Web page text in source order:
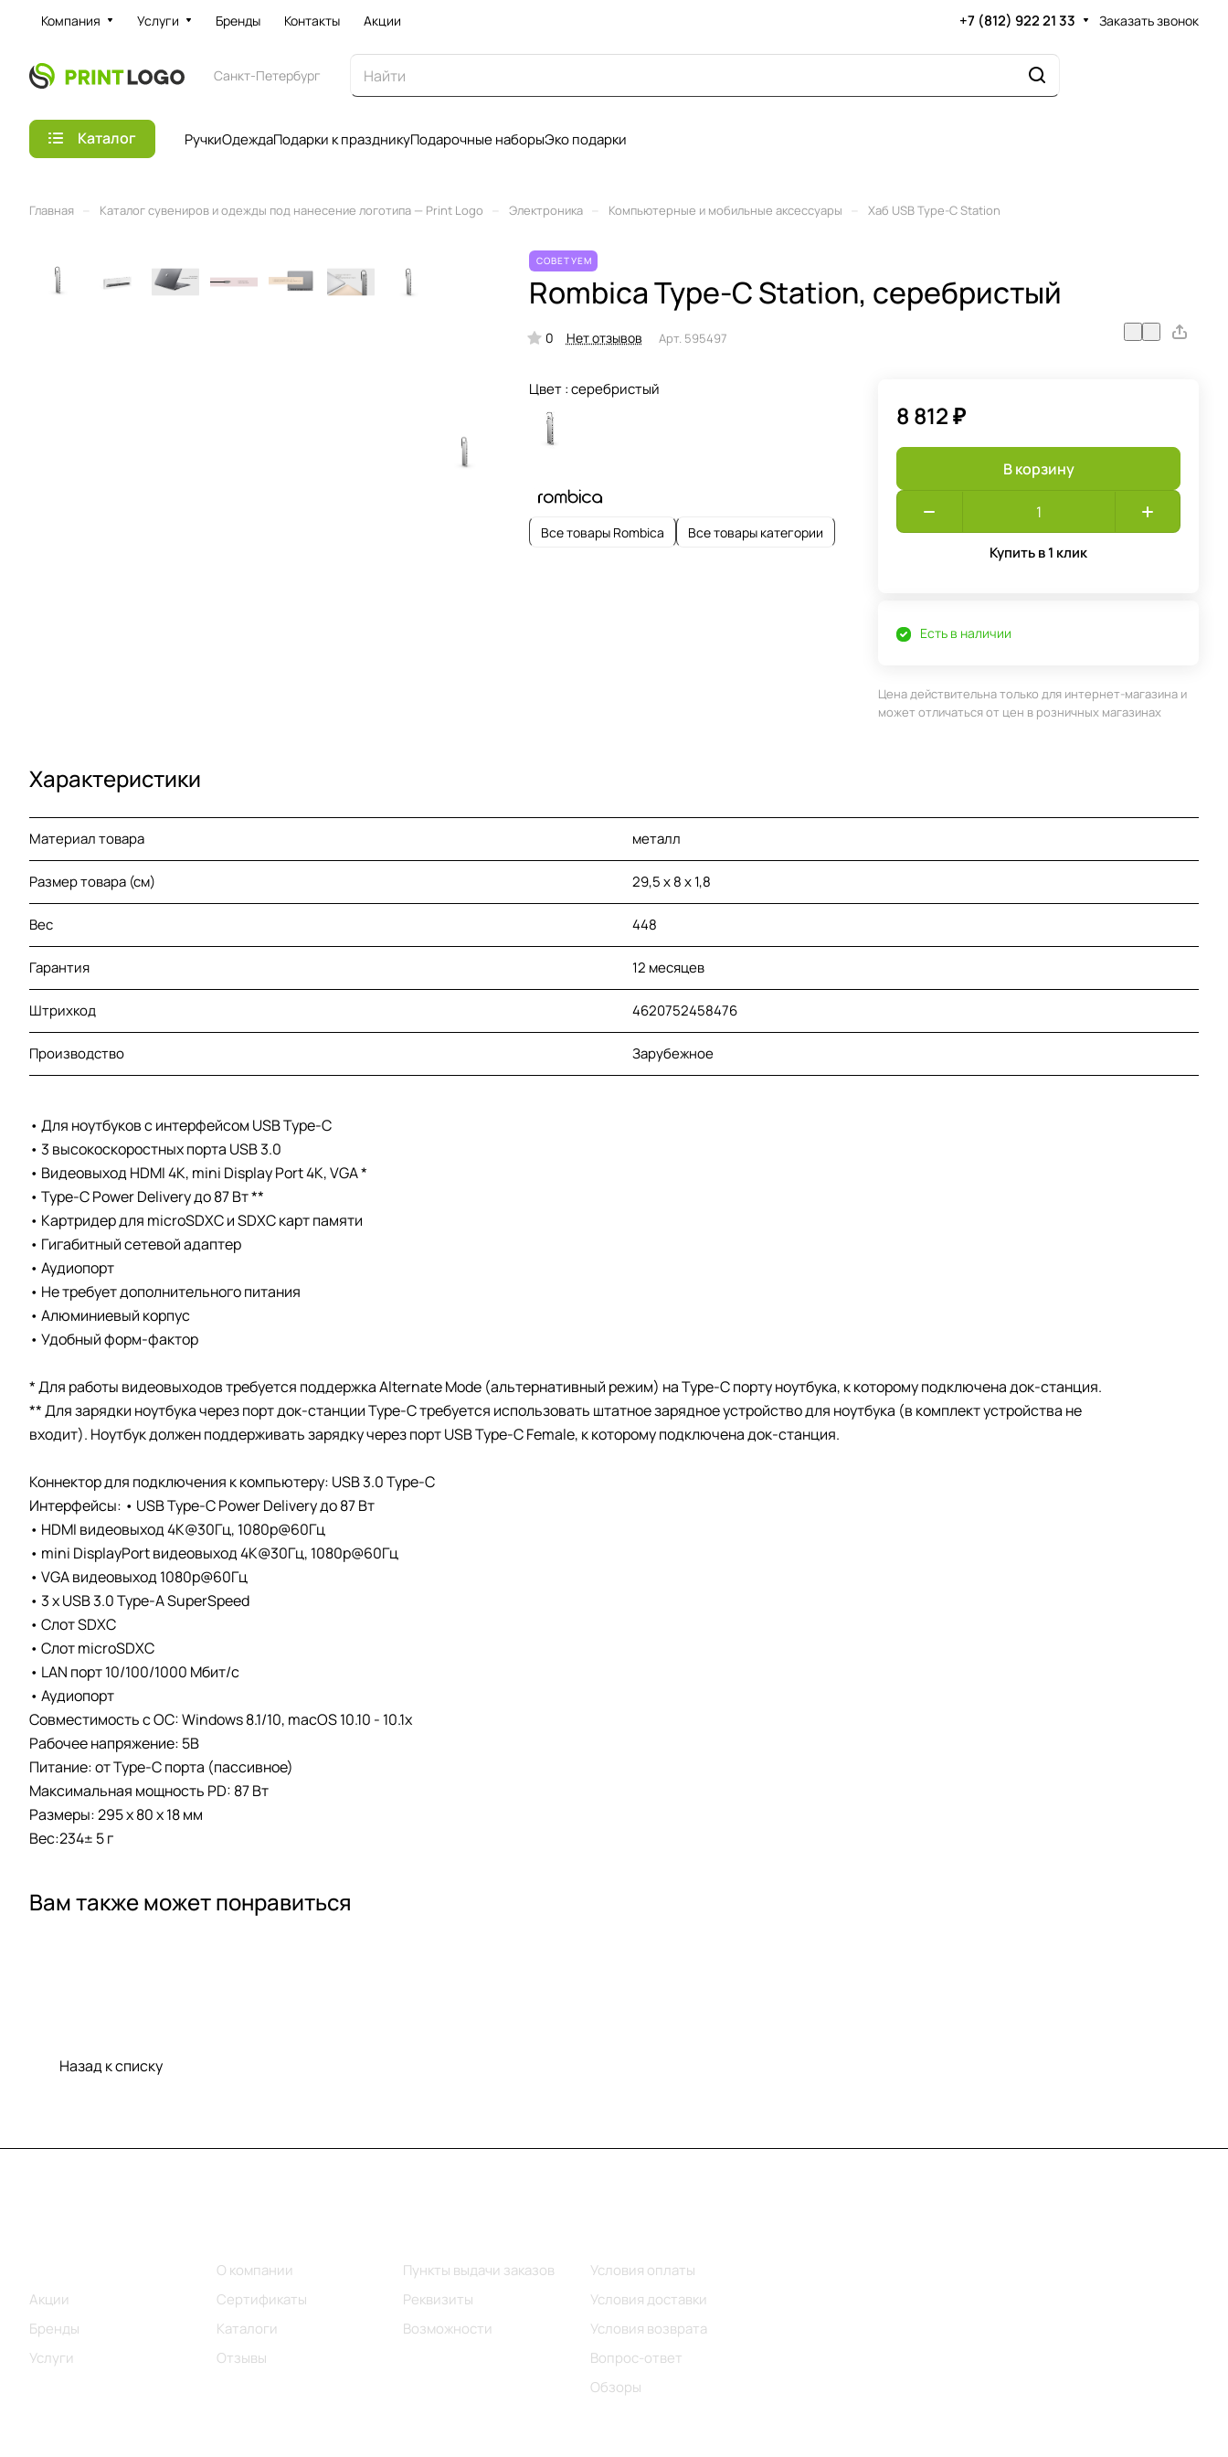
Компания Услуги Бренды Контакты Акции +7 (812) 922 21 33 Заказать звонок
Санкт-Петербург
Каталог РучкиОдеждаПодарки к праздникуПодарочные наборыЭко подарки
Главная Каталог сувениров и одежды под нанесение логотипа — Print Logo Электроника Компьютерные и мобильные аксессуары Хаб USB Type-C Station
СОВЕТУЕМ
Rombica Type-C Station, серебристый
0 Нет отзывов Арт. 595497
Цвет :серебристый
Все товары Rombica Все товары категории
8 812 ₽
В корзину
Купить в 1 клик
Есть в наличии
Цена действительна только для интернет-магазина и
может отличаться от цен в розничных магазинах
Характеристики
Материал товара металл
Размер товара (см) 29,5 х 8 х 1,8
Вес 448
Гарантия 12 месяцев
Штрихкод 4620752458476
Производство Зарубежное
• Для ноутбуков с интерфейсом USB Type-C
• 3 высокоскоростных порта USB 3.0
• Видеовыход HDMI 4K, mini Display Port 4K, VGA *
• Type-C Power Delivery до 87 Вт **
• Картридер для microSDXC и SDXC карт памяти
• Гигабитный сетевой адаптер
• Аудиопорт
• Не требует дополнительного питания
• Алюминиевый корпус
• Удобный форм-фактор
* Для работы видеовыходов требуется поддержка Alternate Mode (альтернативный режим) на Type-C порту ноутбука, к которому подключена док-станция.
** Для зарядки ноутбука через порт док-станции Type-C требуется использовать штатное зарядное устройство для ноутбука (в комплект устройства не
входит). Ноутбук должен поддерживать зарядку через порт USB Type-C Female, к которому подключена док-станция.
Коннектор для подключения к компьютеру: USB 3.0 Type-C
Интерфейсы: • USB Type-C Power Delivery до 87 Вт
• HDMI видеовыход 4К@30Гц, 1080p@60Гц
• mini DisplayPort видеовыход 4К@30Гц, 1080p@60Гц
• VGA видеовыход 1080p@60Гц
• 3 x USB 3.0 Type-A SuperSpeed
• Слот SDXC
• Слот microSDXC
• LAN порт 10/100/1000 Мбит/c
• Аудиопорт
Совместимость с ОС: Windows 8.1/10, macOS 10.10 - 10.1x
Рабочее напряжение: 5В
Питание: от Type-C порта (пассивное)
Максимальная мощность PD: 87 Вт
Размеры: 295 x 80 x 18 мм
Вес:234± 5 г
Вам также может понравиться
Назад к списку
Акции
Бренды
Услуги
О компании
Сертификаты
Каталоги
Отзывы
Пункты выдачи заказов
Реквизиты
Возможности
Условия оплаты
Условия доставки
Условия возврата
Вопрос-ответ
Обзоры